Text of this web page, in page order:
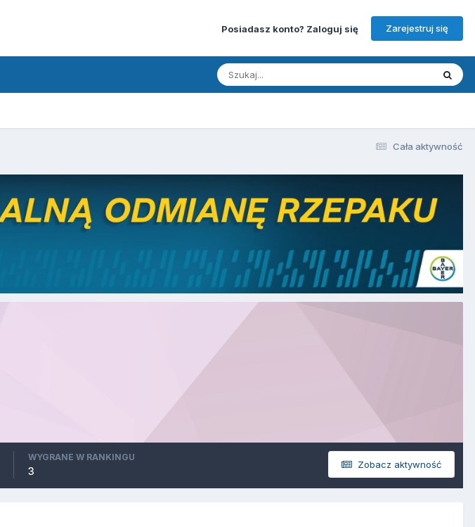
Posiadasz konto? Zaloguj się Zarejestruj się
Cała aktywność
Zobacz aktywność
WYGRANE W RANKINGU
3